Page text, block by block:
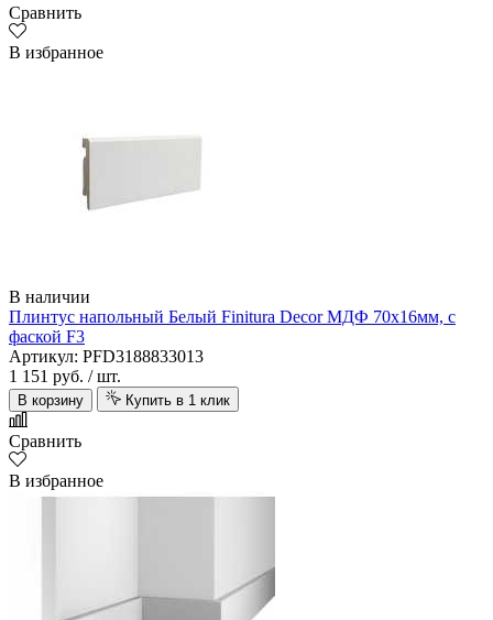
Сравнить
В избранное
В наличии
Плинтус напольный Белый Finitura Decor МДФ 70х16мм, с
фаской F3
Артикул: PFD3188833013
1 151 руб. / шт.
В корзину Купить в 1 клик
Сравнить
В избранное